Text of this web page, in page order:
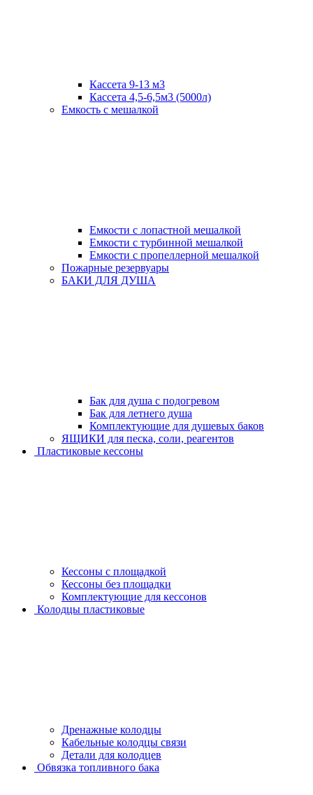
Кассета 9-13 м3
Кассета 4,5-6,5м3 (5000л)
Емкость с мешалкой
Емкости с лопастной мешалкой
Емкости с турбинной мешалкой
Емкости с пропеллерной мешалкой
Пожарные резервуары
БАКИ ДЛЯ ДУША
Бак для душа с подогревом
Бак для летнего душа
Комплектующие для душевых баков
ЯЩИКИ для песка, соли, реагентов
Пластиковые кессоны
Кессоны с площадкой
Кессоны без площадки
Комплектующие для кессонов
Колодцы пластиковые
Дренажные колодцы
Кабельные колодцы связи
Детали для колодцев
Обвязка топливного бака